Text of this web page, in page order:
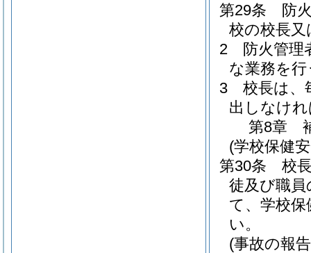
第29条
防
校の校長
2
防火管理
な業務を行
3
校長は、
出しなけ
第8章
(学校保健
第30条
校
徒及び職
て、学校
い。
(事故の報